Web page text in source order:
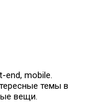
end, mobile.
темы в
вещи.